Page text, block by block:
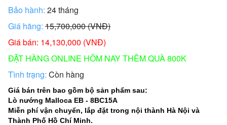
Bảo hành: 24 tháng
Giá hãng: 15,700,000 (VNĐ)
Giá bán: 14,130,000 (VNĐ)
ĐẶT HÀNG ONLINE HÔM NAY THÊM QUÀ 800K
Tình trạng: Còn hàng
Giá bán trên bao gồm bộ sản phẩm sau:
Lò nướng Malloca EB - 8BC15A
Miễn phí vận chuyển, lắp đặt trong nội thành Hà Nội và
Thành Phố Hồ Chí Minh.